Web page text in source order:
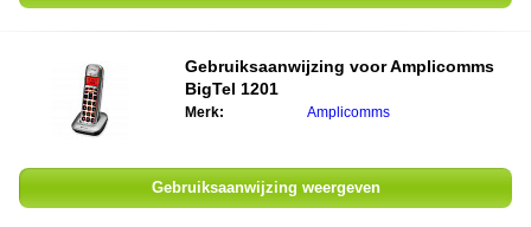
Gebruiksaanwijzing voorAmplicomms
BigTel 1201
Merk: Amplicomms
Gebruiksaanwijzing weergeven